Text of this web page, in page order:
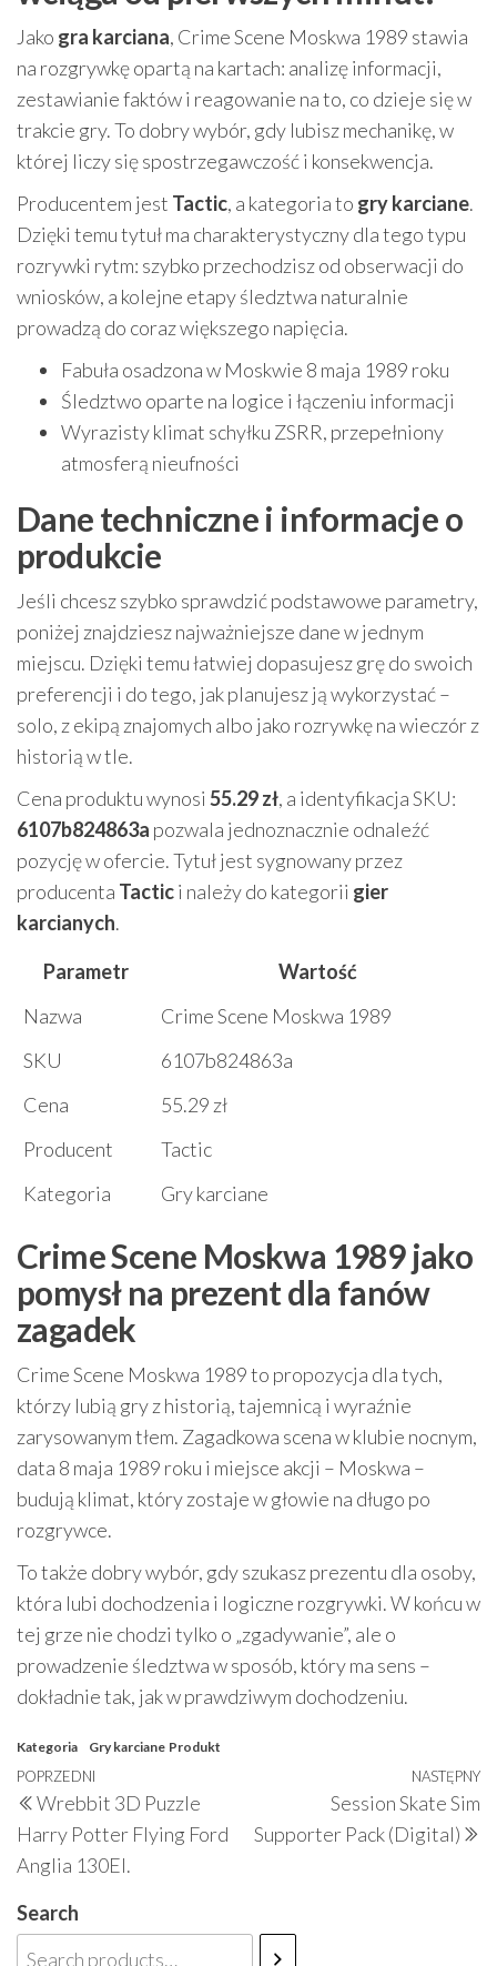
Jako gra karciana, Crime Scene Moskwa 1989 stawia
na rozgrywkę opartą na kartach: analizę informacji,
zestawianie faktów i reagowanie na to, co dzieje się w
trakcie gry. To dobry wybór, gdy lubisz mechanikę, w
której liczy się spostrzegawczość i konsekwencja.
Producentem jest Tactic, a kategoria to gry karciane.
Dzięki temu tytuł ma charakterystyczny dla tego typu
rozrywki rytm: szybko przechodzisz od obserwacji do
wniosków, a kolejne etapy śledztwa naturalnie
prowadzą do coraz większego napięcia.
Fabuła osadzona w Moskwie 8 maja 1989 roku
Śledztwo oparte na logice i łączeniu informacji
Wyrazisty klimat schyłku ZSRR, przepełniony
atmosferą nieufności
Dane techniczne i informacje o
produkcie
Jeśli chcesz szybko sprawdzić podstawowe parametry,
poniżej znajdziesz najważniejsze dane w jednym
miejscu. Dzięki temu łatwiej dopasujesz grę do swoich
preferencji i do tego, jak planujesz ją wykorzystać –
solo, z ekipą znajomych albo jako rozrywkę na wieczór z
historią w tle.
Cena produktu wynosi 55.29 zł, a identyfikacja SKU:
6107b824863a pozwala jednoznacznie odnaleźć
pozycję w ofercie. Tytuł jest sygnowany przez
producenta Tactici należy do kategorii gier
karcianych.
Parametr
Wartość
Nazwa
Crime Scene Moskwa 1989
SKU
6107b824863a
Cena
55.29 zł
Producent
Tactic
Kategoria
Gry karciane
Crime Scene Moskwa 1989 jako
pomysł na prezent dla fanów
zagadek
Crime Scene Moskwa 1989 to propozycja dla tych,
którzy lubią gry z historią, tajemnicą i wyraźnie
zarysowanym tłem. Zagadkowa scena w klubie nocnym,
data 8 maja 1989 roku i miejsce akcji – Moskwa –
budują klimat, który zostaje w głowie na długo po
rozgrywce.
To także dobry wybór, gdy szukasz prezentu dla osoby,
która lubi dochodzenia i logiczne rozgrywki. W końcu w
tej grze nie chodzi tylko o „zgadywanie”, ale o
prowadzenie śledztwa w sposób, który ma sens –
dokładnie tak, jak w prawdziwym dochodzeniu.
Kategoria Gry karciane Produkt
Nawigacja
wpisu
Poprzedni
wpis
POPRZEDNI
Wrebbit 3D Puzzle
Harry Potter Flying Ford
Anglia 130El.
NASTĘPNY
Session Skate Sim
Supporter Pack (Digital)
Search